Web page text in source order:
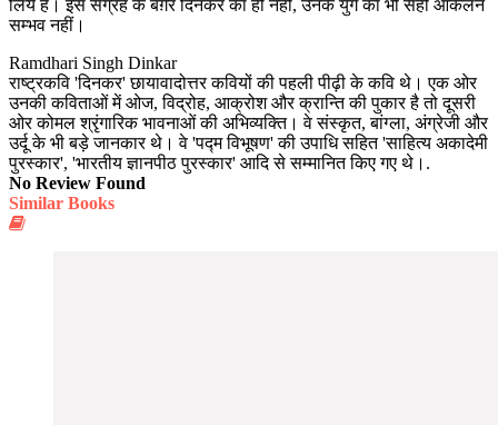
लिये हैं। इस संग्रह के बग़ैर दिनकर का ही नहीं, उनके युग का भी सही आकलन
सम्‍भव नहीं।
Ramdhari Singh Dinkar
राष्ट्रकवि 'दिनकर' छायावादोत्तर कवियों की पहली पीढ़ी के कवि थे। एक ओर
उनकी कविताओं में ओज, विद्रोह, आक्रोश और क्रान्ति की पुकार है तो दूसरी
ओर कोमल श्रृंगारिक भावनाओं की अभिव्यक्ति। वे संस्कृत, बांग्ला, अंग्रेजी और
उर्दू के भी बड़े जानकार थे। वे 'पद्म विभूषण' की उपाधि सहित 'साहित्य अकादेमी
पुरस्कार', 'भारतीय ज्ञानपीठ पुरस्कार' आदि से सम्मानित किए गए थे।.
No Review Found
Similar Books